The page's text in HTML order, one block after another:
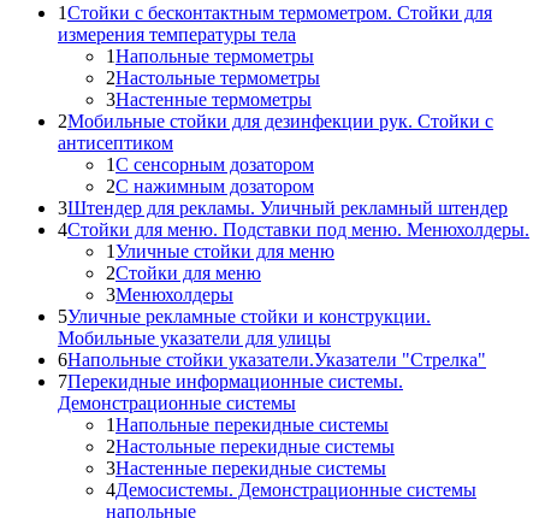
1Стойки с бесконтактным термометром. Стойки для
измерения температуры тела
1Напольные термометры
2Настольные термометры
3Настенные термометры
2Мобильные стойки для дезинфекции рук. Стойки с
антисептиком
1С сенсорным дозатором
2С нажимным дозатором
3Штендер для рекламы. Уличный рекламный штендер
4Стойки для меню. Подставки под меню. Менюхолдеры.
1Уличные стойки для меню
2Стойки для меню
3Менюхолдеры
5Уличные рекламные стойки и конструкции.
Мобильные указатели для улицы
6Напольные стойки указатели.Указатели "Стрелка"
7Перекидные информационные системы.
Демонстрационные системы
1Напольные перекидные системы
2Настольные перекидные системы
3Настенные перекидные системы
4Демосистемы. Демонстрационные системы
напольные